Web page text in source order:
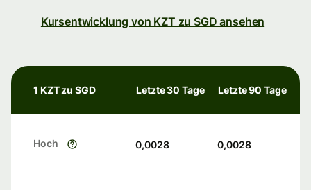
Kursentwicklung von KZT zu SGD ansehen
1 KZT zu SGD Letzte 30 Tage Letzte 90 Tage
Hoch 0,0028 0,0028